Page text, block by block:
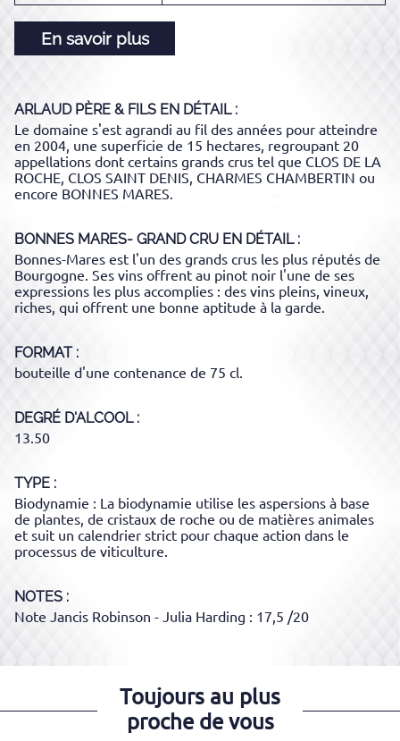
En savoir plus
ARLAUD PÈRE & FILS EN DÉTAIL :
Le domaine s'est agrandi au fil des années pour atteindre
en 2004, une superficie de 15 hectares, regroupant 20
appellations dont certains grands crus tel que CLOS DE LA
ROCHE, CLOS SAINT DENIS, CHARMES CHAMBERTIN ou
encore BONNES MARES.
BONNES MARES- GRAND CRU EN DÉTAIL :
Bonnes-Mares est l'un des grands crus les plus réputés de
Bourgogne. Ses vins offrent au pinot noir l'une de ses
expressions les plus accomplies : des vins pleins, vineux,
riches, qui offrent une bonne aptitude à la garde.
FORMAT
bouteille d'une contenance de 75 cl.
DEGRÉ D'ALCOOL
13.50
TYPE
Biodynamie : La biodynamie utilise les aspersions à base
de plantes, de cristaux de roche ou de matières animales
et suit un calendrier strict pour chaque action dans le
processus de viticulture.
NOTES :
Note Jancis Robinson - Julia Harding : 17,5 /20
Toujours au plus
proche de vous